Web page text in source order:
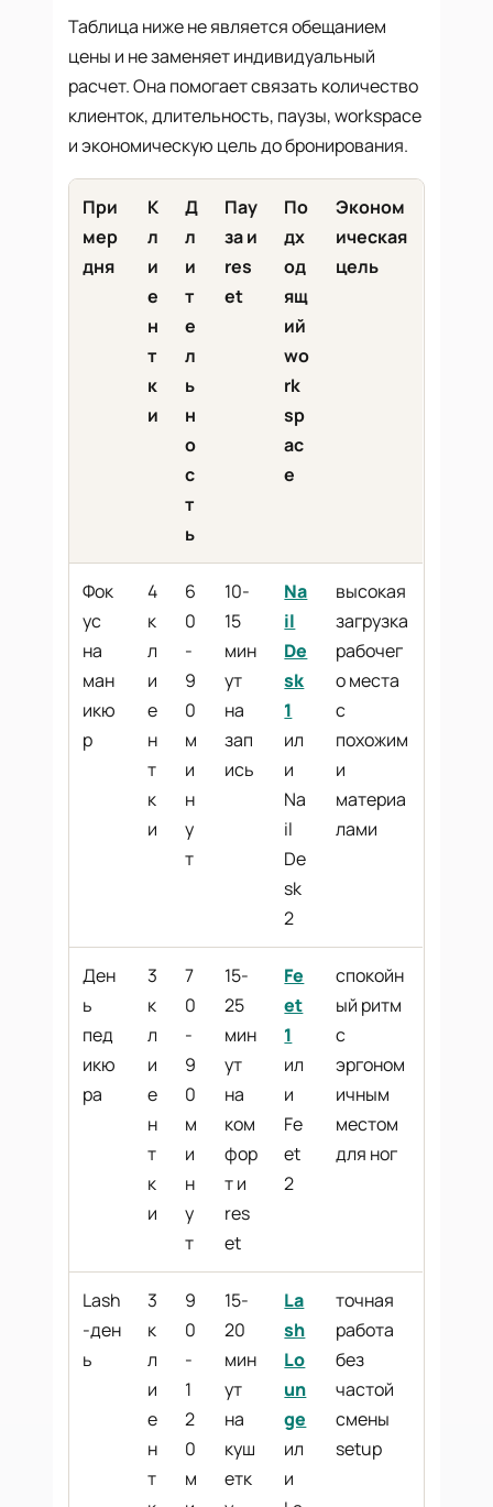
Таблица ниже не является обещанием
цены и не заменяет индивидуальный
расчет. Она помогает связать количество
клиенток, длительность, паузы, workspace
и экономическую цель до бронирования.
При
мер
дня
К
л
и
е
н
т
к
и
Д
л
и
т
е
л
ь
н
о
с
т
ь
Пау
за и
res
et
По
дх
од
ящ
ий
wo
rk
sp
ac
e
Эконом
ическая
цель
Фок
ус
на
ман
икю
р
4
к
л
и
е
н
т
к
и
6
0
-
9
0
м
и
н
у
т
10-
15
мин
ут
на
зап
ись
Na
il
De
sk
1
ил
и
Na
il
De
sk
2
высокая
загрузка
рабочег
о места
с
похожим
и
материа
лами
Ден
ь
пед
икю
ра
3
к
л
и
е
н
т
к
и
7
0
-
9
0
м
и
н
у
т
15-
25
мин
ут
на
ком
фор
т и
res
et
Fe
et
1
ил
и
Fe
et
2
спокойн
ый ритм
с
эргоном
ичным
местом
для ног
Lash
-ден
ь
3
к
л
и
е
н
т
9
0
-
1
2
0
м
15-
20
мин
ут
на
куш
етк
La
sh
Lo
un
ge
ил
и
точная
работа
без
частой
смены
setup